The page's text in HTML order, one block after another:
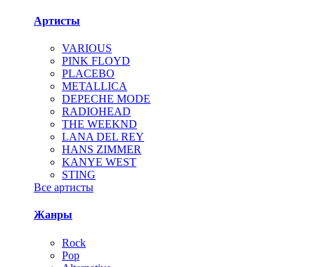
Артисты
VARIOUS
PINK FLOYD
PLACEBO
METALLICA
DEPECHE MODE
RADIOHEAD
THE WEEKND
LANA DEL REY
HANS ZIMMER
KANYE WEST
STING
Все артисты
Жанры
Rock
Pop